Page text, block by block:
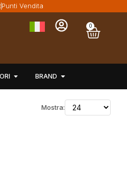
Punti Vendita
0
BRAND
Mostra: